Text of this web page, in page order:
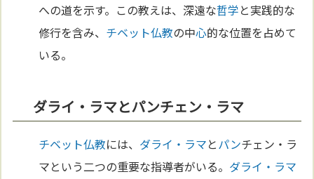
への道を示す。この教えは、深遠な哲学と実践的な
修行を含み、 チベット仏教の中心的な位置を占めて
いる。
ダライ・ラマとパンチェン・ラマ
チベット仏教には、 ダライ・ラマと パンチェン・ラ
マという二つの重要な指導者がいる。 ダライ・ラマ